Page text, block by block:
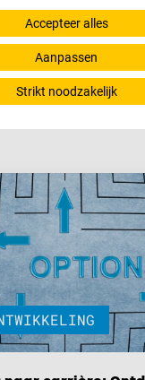
Accepteer alles
Aanpassen
Strikt noodzakelijk